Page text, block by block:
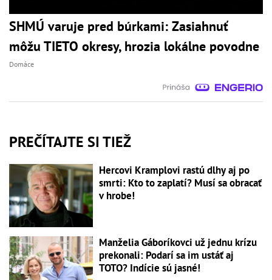
SHMÚ varuje pred búrkami: Zasiahnuť
môžu TIETO okresy, hrozia lokálne povodne
Domáce
PREČÍTAJTE SI TIEŽ
Hercovi Kramplovi rastú dlhy aj po
smrti: Kto to zaplatí? Musí sa obracať
v hrobe!
Manželia Gáboríkovci už jednu krízu
prekonali: Podarí sa im ustáť aj
TOTO? Indície sú jasné!